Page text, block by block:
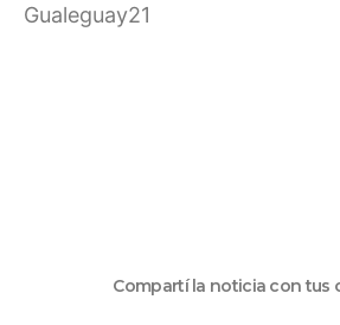
Gualeguay21
Compartí la noticia con tus